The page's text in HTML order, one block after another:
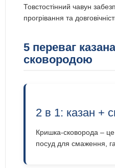
Товстостінний чавун
прогрівання та
5 переваг
сковородою
2 в 1: казан +
Кришка-сковорода –
посуд для смаження,